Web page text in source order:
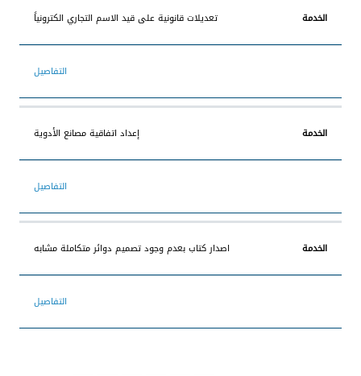
تعديلات قانونية على قيد الاسم التجاري الكترونياً
التفاصيل
إعداد اتفاقية مصانع الأدوية
التفاصيل
اصدار كتاب بعدم وجود تصميم دوائر متكاملة مشابه
التفاصيل